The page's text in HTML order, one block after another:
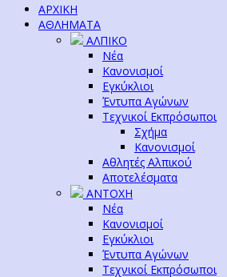
ΑΡΧΙΚΗ
ΑΘΛΗΜΑΤΑ
ΑΛΠΙΚΟ
Νέα
Κανονισμοί
Εγκύκλιοι
Έντυπα Αγώνων
Τεχνικοί Εκπρόσωποι
Σχήμα
Κανονισμοί
Αθλητές Αλπικού
Αποτελέσματα
ΑΝΤΟΧΗ
Νέα
Κανονισμοί
Εγκύκλιοι
Έντυπα Αγώνων
Τεχνικοί Εκπρόσωποι